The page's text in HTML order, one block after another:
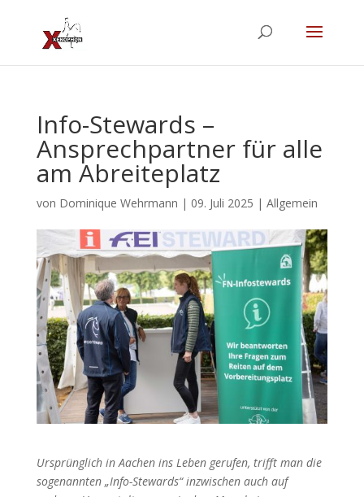
Info-Stewards –
Ansprechpartner für alle
am Abreiteplatz
von Dominique Wehrmann | 09. Juli 2025 | Allgemein
Ursprünglich in Aachen ins Leben gerufen, trifft man die
sogenannten „Info-Stewards“ inzwischen auch auf